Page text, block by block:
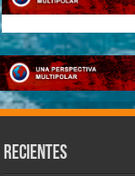
Recientes